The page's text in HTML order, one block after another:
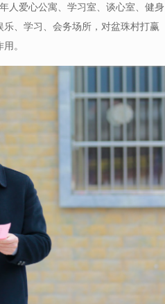
人爱心公寓、学习室、谈心室、健身
、学习、会务场所，对盆珠村打赢
。